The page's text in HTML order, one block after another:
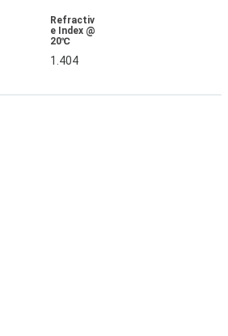
Refractiv
e Index @
20℃
1.404